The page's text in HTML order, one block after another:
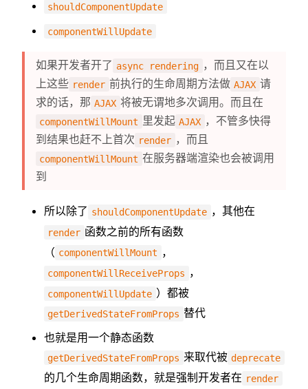
shouldComponentUpdate
componentWillUpdate
如果开发者开了 async rendering ，而且又在以
上这些 render 前执行的生命周期方法做 AJAX 请
求的话，那 AJAX 将被无谓地多次调用。而且在
componentWillMount 里发起 AJAX ，不管多快得
到结果也赶不上首次 render ，而且
componentWillMount 在服务器端渲染也会被调用
到
所以除了 shouldComponentUpdate ，其他在
render 函数之前的所有函数
（ componentWillMount ，
componentWillReceiveProps ，
componentWillUpdate ）都被
getDerivedStateFromProps 替代
也就是用一个静态函数
getDerivedStateFromProps 来取代被 deprecate
的几个生命周期函数，就是强制开发者在 render